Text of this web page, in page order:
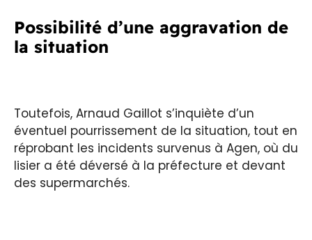
Possibilité d’une aggravation de
la situation
Toutefois, Arnaud Gaillot s’inquiète d’un
éventuel pourrissement de la situation, tout en
réprobant les incidents survenus à Agen, où du
lisier a été déversé à la préfecture et devant
des supermarchés.